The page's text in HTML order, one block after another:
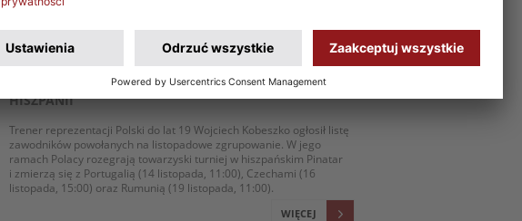
25 / 10 / 24
U-19: POWOŁANIA NA TOWARZYSKI TURNIEJ W
HISZPANII
Trener reprezentacji Polski do lat 19 Wojciech Kobeszko ogłosił listę
zawodników powołanych na listopadowe zgrupowanie. W jego
ramach Polacy rozegrają towarzyski turniej w hiszpańskim Pinatar
i zmierzą się z Portugalią (14 listopada, 11:00), Czechami (16
listopada, 15:00) oraz Rumunią (19 listopada, 11:00).
WIĘCEJ